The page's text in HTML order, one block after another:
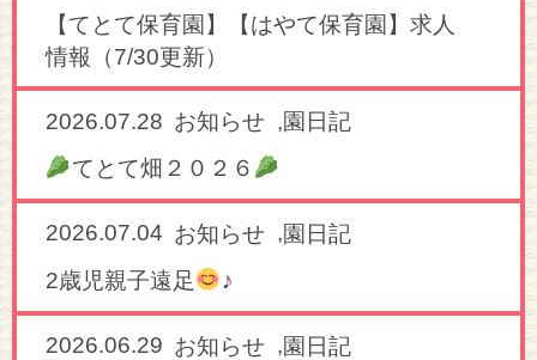
【てとて保育園】【はやて保育園】求人
情報（7/30更新）
2026.07.28 お知らせ ,園日記
てとて畑２０２６
2026.07.04 お知らせ ,園日記
2歳児親子遠足
♪
2026.06.29 お知らせ ,園日記